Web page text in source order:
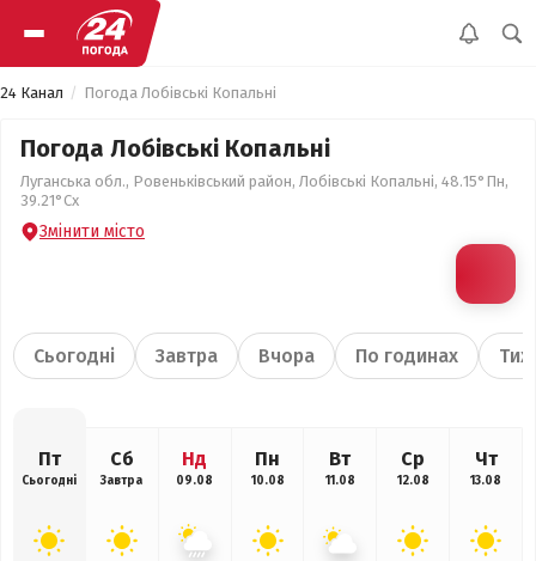
24 Канал Погода Лобівські Копальні
Погода Лобівські Копальні
Луганська обл., Ровеньківський район, Лобівські Копальні, 48.15°Пн,
39.21°Сх
Змінити місто
Сьогодні Завтра Вчора По годинах
Пт
Сьогодні
Сб
Завтра
Нд
09.08
Пн
10.08
Вт
11.08
Ср
12.08
Чт
13.08